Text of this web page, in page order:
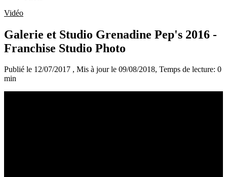
Vidéo
Galerie et Studio Grenadine Pep's 2016 -
Franchise Studio Photo
Publié le 12/07/2017 , Mis à jour le 09/08/2018, Temps de lecture: 0
min